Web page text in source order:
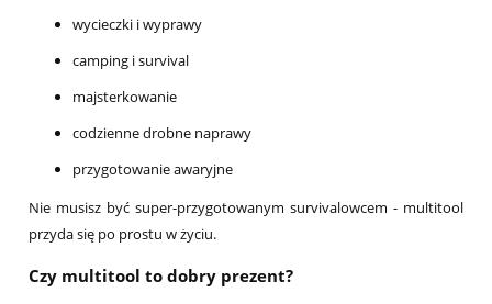
wycieczki i wyprawy
camping i survival
majsterkowanie
codzienne drobne naprawy
przygotowanie awaryjne
Nie musisz być super-przygotowanym survivalowcem - multitool
przyda się po prostu w życiu.
Czy multitool to dobry prezent?